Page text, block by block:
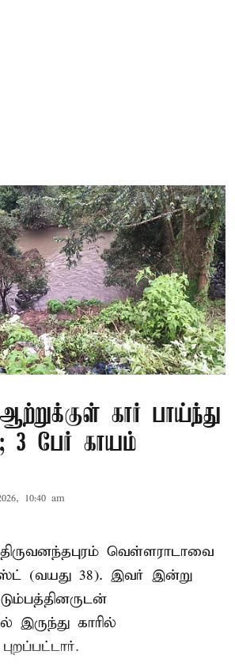
கார் பாய்ந்து
3 பேர் காயம்
10:40 am
வெள்ளராடாவை
(வயது 38). இவர் இன்று
இருந்து காரில்